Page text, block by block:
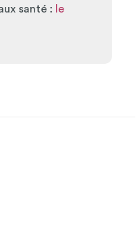
santé :
le